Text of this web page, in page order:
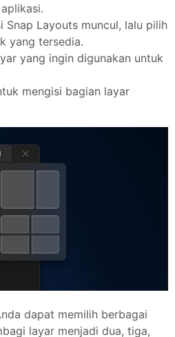
Snap Layouts muncul, lalu pilih
yang tersedia.
yang ingin digunakan untuk
mengisi bagian layar
dapat memilih berbagai
layar menjadi dua, tiga,